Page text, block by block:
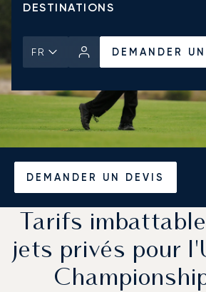
DESTINATIONS
FR DEMANDER
DEMANDER UN DEVIS
Tarifs
jets privés pour